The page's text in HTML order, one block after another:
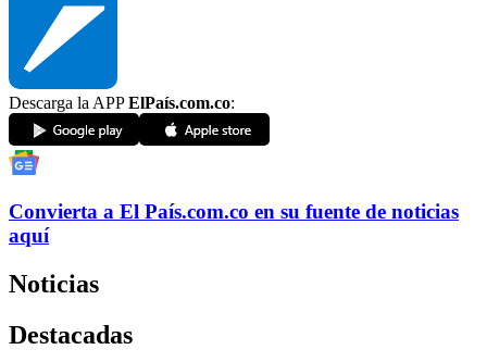
Descarga la APPElPaís.com.co:
Convierta a El País.com.co en su fuente de noticias
aquí
Noticias
Destacadas